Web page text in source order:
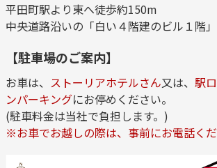
平田町駅より東へ徒歩約150m
中央道路沿いの「白い４階建のビル１階」
【駐車場のご案内】
お車は、 ストーリアホテルさん又は、 駅
ンパーキングにお停めください。
(駐車料金は当社で負担します。)
※お車でお越しの際は、事前にお電話くだ